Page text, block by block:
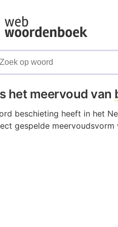
het meervoud van
beschieting heeft in het
gespelde meervoudsvorm